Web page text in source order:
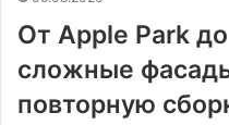
От Apple Park
сложные
повторную